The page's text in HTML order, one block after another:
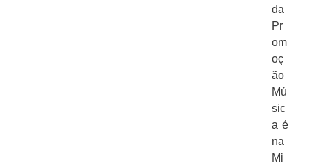
da
Pr
om
oç
ão
Mú
sic
a é
na
Mi